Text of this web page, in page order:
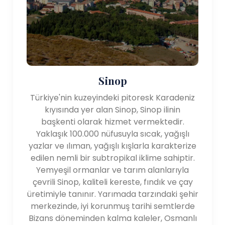
Turizm:
Karadeniz Bölgesi, doğal güzelliklerin eşsiz bir
karışımını sunar, tarihi yerler ve kültürel deneyimler.
Bazı ilgi çekici yerler şunlardır:
- Sümela Manastırı: Trabzon yakınlarında bulunan
Sümela Manastırı, ormanlık bir dağın yamaçlarına inşa
edilmiş olağanüstü bir Rum Ortodoks manastırıdır.
Çarpıcı mimarisi ve doğal çevresi ile ziyaretçi çeken
önemli bir dini ve tarihi mekandır.
- Uzungöl: Trabzon yakınlarında bulunan Uzungöl, sık
ormanlar ve yemyeşil tepelerle çevrili pitoresk bir
göldür. Doğa yürüyüşleri, balık tutma ve doğanın
huzurunun tadına varma imkanları sunuyor.
- Ayder Yaylası: Rize'de bulunan Ayder Yaylası, alpin
çayırları, kaplıcaları ve geleneksel ahşap evleri ile
popüler bir turizm merkezidir. Yürüyüş ve dağcılık
olanakları sunan Kaçkar Dağları'na açılan bir kapıdır.
Sinop
Türkiye'nin kuzeyindeki pitoresk Karadeniz
kıyısında yer alan Sinop, Sinop ilinin
başkenti olarak hizmet vermektedir.
Yaklaşık 100.000 nüfusuyla sıcak, yağışlı
yazlar ve ılıman, yağışlı kışlarla karakterize
edilen nemli bir subtropikal iklime sahiptir.
Yemyeşil ormanlar ve tarım alanlarıyla
çevrili Sinop, kaliteli kereste, fındık ve çay
üretimiyle tanınır. Yarımada tarzındaki şehir
merkezinde, iyi korunmuş tarihi semtlerde
Bizans döneminden kalma kaleler, Osmanlı